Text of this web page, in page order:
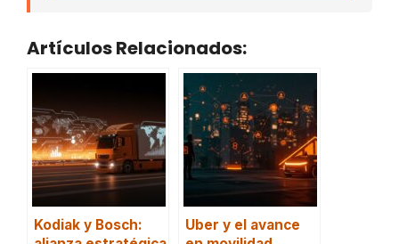
Artículos Relacionados:
Kodiak y Bosch:
Uber y el avance